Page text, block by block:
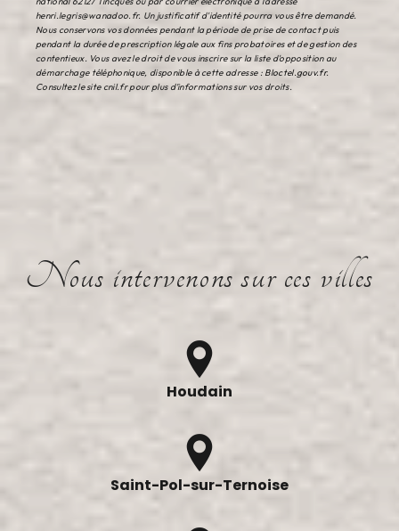
henri.legris@wanadoo.fr. Un justificatif d'identité pourra vous être demandé.
Nous conservons vos données pendant la période de prise de contact puis
pendant la durée de prescription légale aux fins probatoires et de gestion des
contentieux. Vous avez le droit de vous inscrire sur la liste d'opposition au
démarchage téléphonique, disponible à cette adresse : Bloctel.gouv.fr.
Consultez le site cnil.fr pour plus d’informations sur vos droits.
Nous intervenons sur ces villes
Houdain
Saint-Pol-sur-Ternoise